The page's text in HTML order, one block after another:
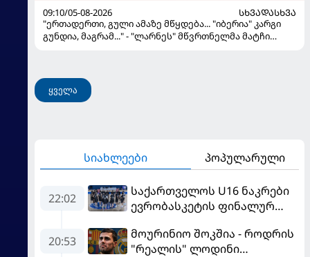
09:10/05-08-2026
ᲡᲮᲕᲐᲓᲐᲡᲮᲕᲐ
"ერთადერთი, გული ამაზე მწყდება... "იბერია" კარგი
გუნდია, მაგრამ..." - "ლარნეს" მწვრთნელმა მატჩი
ყველა
სიახლეები პოპულარული
22:02
საქართველოს U16 ნაკრები
ევრობასკეტის ფინალურ
ასპარეზობას იწყებს
20:53
მოურინიო შოკშია - როდრის
"რეალის" ლოდინი